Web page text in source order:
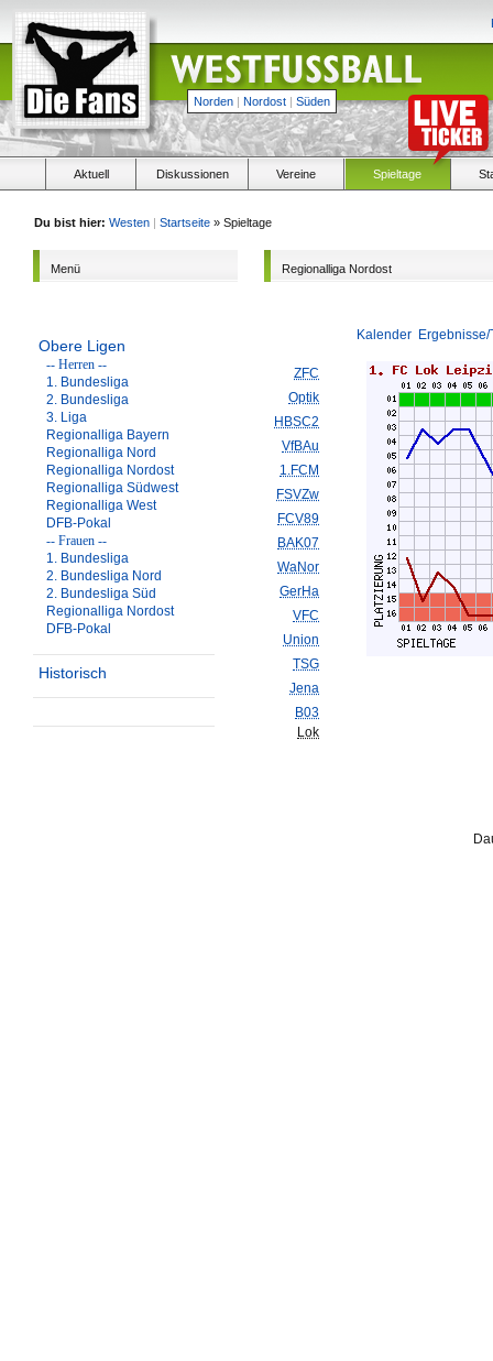
Norden | Nordost | Süden
Aktuell Diskussionen Vereine Spieltage
Du bist hier: Westen | Startseite » Spieltage
Menü
Obere Ligen
-- Herren --
1. Bundesliga
2. Bundesliga
3. Liga
Regionalliga Bayern
Regionalliga Nord
Regionalliga Nordost
Regionalliga Südwest
Regionalliga West
DFB-Pokal
-- Frauen --
1. Bundesliga
2. Bundesliga Nord
2. Bundesliga Süd
Regionalliga Nordost
DFB-Pokal
Historisch
Regionalliga Nordost
Kalender
ZFC
Optik
HBSC2
VfBAu
1.FCM
FSVZw
FCV89
BAK07
WaNor
GerHa
VFC
Union
TSG
Jena
B03
Lok